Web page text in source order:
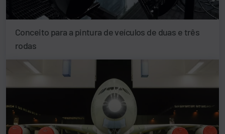
Conceito para a pintura de veículos de duas e três
rodas